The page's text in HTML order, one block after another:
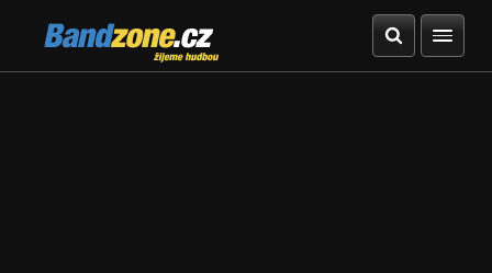
Bandzone.cz
žijeme hudbou